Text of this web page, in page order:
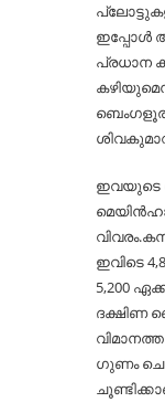
ഇപ്പോള്‍
പ്രധാന
ഇവയുടെ
ഇവിടെ
5,200
ദക്ഷിണ
ഗുണം